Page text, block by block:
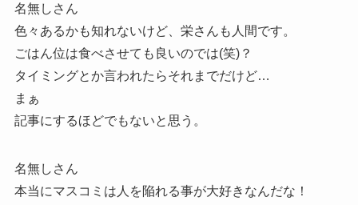
名無しさん
色々あるかも知れないけど、栄さんも人間です。
ごはん位は食べさせても良いのでは(笑)？
タイミングとか言われたらそれまでだけど…
まぁ
記事にするほどでもないと思う。
名無しさん
本当にマスコミは人を陥れる事が大好きなんだな！